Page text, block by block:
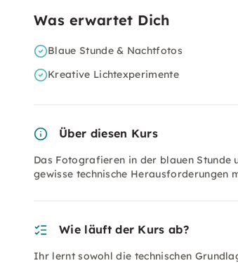
Was erwartet Dich
Blaue Stunde & Nachtfotos
Kreative Lichtexperimente
Über diesen Kurs
Das Fotografieren in der blauen Stunde
gewisse technische Herausforderungen
Wie läuft der Kurs ab?
Ihr lernt sowohl die technischen